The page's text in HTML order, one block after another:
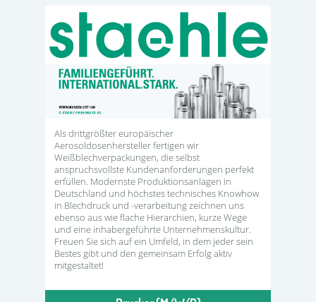
Als drittgrößter europäischer
Aerosoldosenhersteller fertigen wir
Weißblechverpackungen, die selbst
anspruchsvollste Kundenanforderungen perfekt
erfüllen. Modernste Produktionsanlagen in
Deutschland und höchstes technisches Knowhow
in Blechdruck und -verarbeitung zeichnen uns
ebenso aus wie flache Hierarchien, kurze Wege
und eine inhabergeführte Unternehmenskultur.
Freuen Sie sich auf ein Umfeld, in dem jeder sein
Bestes gibt und den gemeinsam Erfolg aktiv
mitgestaltet!